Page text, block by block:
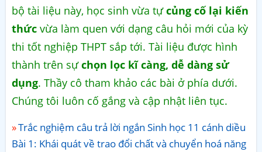
bộ tài liệu này, học sinh vừa tựcủng cố lại kiến
thức vừa làm quen với dạng câu hỏi mới của kỳ
thi tốt nghiệp THPT sắp tới. Tài liệu được hình
thành trên sựchọn lọc kĩ càng, dễ dàng sử
dụng. Thầy cô tham khảo các bài ở phía dưới.
Chúng tôi luôn cố gắng và cập nhật liên tục.
Trắc nghiệm câu trả lời ngắn Sinh học 11 cánh diều
Bài 1: Khái quát về trao đổi chất và chuyển hoá năng